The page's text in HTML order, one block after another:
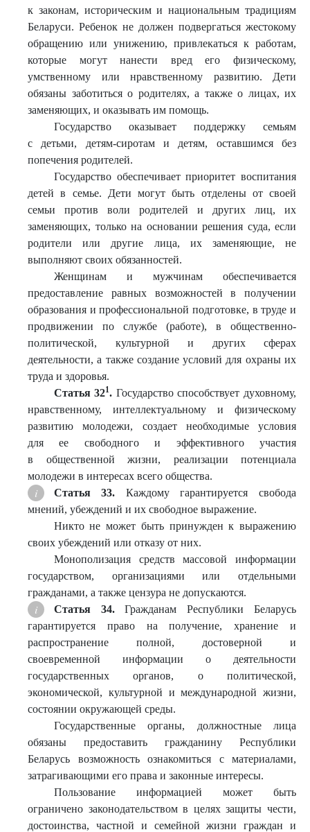
к законам, историческим и национальным традициям
Беларуси. Ребенок не должен подвергаться жестокому
обращению или унижению, привлекаться к работам,
которые могут нанести вред его физическому,
умственному или нравственному развитию. Дети
обязаны заботиться о родителях, а также о лицах, их
заменяющих, и оказывать им помощь.
Государство оказывает поддержку семьям
с детьми, детям-сиротам и детям, оставшимся без
попечения родителей.
Государство обеспечивает приоритет воспитания
детей в семье. Дети могут быть отделены от своей
семьи против воли родителей и других лиц, их
заменяющих, только на основании решения суда, если
родители или другие лица, их заменяющие, не
выполняют своих обязанностей.
Женщинам и мужчинам обеспечивается
предоставление равных возможностей в получении
образования и профессиональной подготовке, в труде и
продвижении по службе (работе), в общественно-
политической, культурной и других сферах
деятельности, а также создание условий для охраны их
труда и здоровья.
Статья 321. Государство способствует духовному,
нравственному, интеллектуальному и физическому
развитию молодежи, создает необходимые условия
для ее свободного и эффективного участия
в общественной жизни, реализации потенциала
молодежи в интересах всего общества.
Статья 33. Каждому гарантируется свобода
мнений, убеждений и их свободное выражение.
Никто не может быть принужден к выражению
своих убеждений или отказу от них.
Монополизация средств массовой информации
государством, организациями или отдельными
гражданами, а также цензура не допускаются.
Статья 34.Гражданам Республики Беларусь
гарантируется право на получение, хранение и
распространение полной, достоверной и
своевременной информации о деятельности
государственных органов, о политической,
экономической, культурной и международной жизни,
состоянии окружающей среды.
Государственные органы, должностные лица
обязаны предоставить гражданину Республики
Беларусь возможность ознакомиться с материалами,
затрагивающими его права и законные интересы.
Пользование информацией может быть
ограничено законодательством в целях защиты чести,
достоинства, частной и семейной жизни граждан и